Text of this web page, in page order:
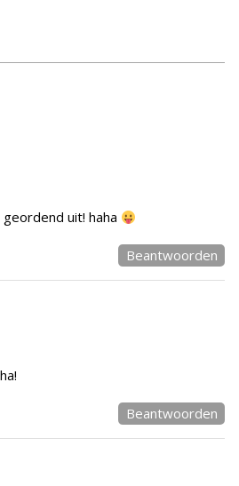
uit! haha
Beantwoorden
Beantwoorden